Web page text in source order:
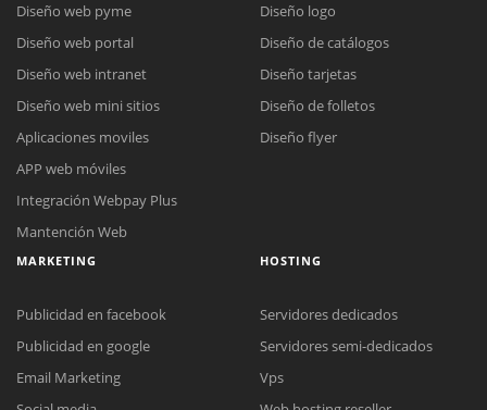
Diseño web pyme
Diseño web portal
Diseño web intranet
Diseño web mini sitios
Aplicaciones moviles
APP web móviles
Integración Webpay Plus
Mantención Web
Diseño logo
Diseño de catálogos
Diseño tarjetas
Diseño de folletos
Diseño flyer
MARKETING
Publicidad en facebook
Publicidad en google
Email Marketing
HOSTING
Servidores dedicados
Servidores semi-dedicados
Vps